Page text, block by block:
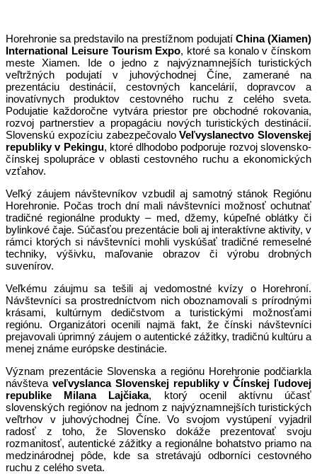
Horehronie sa predstavilo na prestížnom podujatí China (Xiamen)
International Leisure Tourism Expo, ktoré sa konalo v čínskom
meste Xiamen. Ide o jedno z najvýznamnejších turistických
veľtržných podujatí v juhovýchodnej Číne, zamerané na
prezentáciu destinácií, cestovných kancelárií, dopravcov a
inovatívnych produktov cestovného ruchu z celého sveta.
Podujatie každoročne vytvára priestor pre obchodné rokovania,
rozvoj partnerstiev a propagáciu nových turistických destinácií.
Slovenskú expozíciu zabezpečovaloVeľvyslanectvo Slovenskej
republiky v Pekingu, ktoré dlhodobo podporuje rozvoj slovensko-
čínskej spolupráce v oblasti cestovného ruchu a ekonomických
vzťahov.
Veľký záujem návštevníkov vzbudil aj samotný stánok Regiónu
Horehronie. Počas troch dní mali návštevníci možnosť ochutnať
tradičné regionálne produkty – med, džemy, kúpeľné oblátky či
bylinkové čaje. Súčasťou prezentácie boli aj interaktívne aktivity, v
rámci ktorých si návštevníci mohli vyskúšať tradičné remeselné
techniky, výšivku, maľovanie obrazov či výrobu drobných
suvenírov.
Veľkému záujmu sa tešili aj vedomostné kvízy o Horehroní.
Návštevníci sa prostredníctvom nich oboznamovali s prírodnými
krásami, kultúrnym dedičstvom a turistickými možnosťami
regiónu. Organizátori ocenili najmä fakt, že čínski návštevníci
prejavovali úprimný záujem o autentické zážitky, tradičnú kultúru a
menej známe európske destinácie.
Význam prezentácie Slovenska a regiónu Horehronie podčiarkla
návšteva veľvyslanca Slovenskej republiky v Čínskej ľudovej
republike Milana Lajčiaka, ktorý ocenil aktívnu účasť
slovenských regiónov na jednom z najvýznamnejších turistických
veľtrhov v juhovýchodnej Číne. Vo svojom vystúpení vyjadril
radosť z toho, že Slovensko dokáže prezentovať svoju
rozmanitosť, autentické zážitky a regionálne bohatstvo priamo na
medzinárodnej pôde, kde sa stretávajú odborníci cestovného
ruchu z celého sveta.